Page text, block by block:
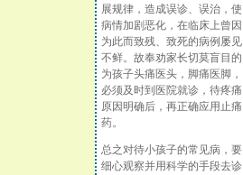
展规律，造成误诊、误治，使
病情加剧恶化，在临床上曾因
为此而致残、致死的病例屡见
不鲜。故奉劝家长切莫盲目的
为孩子头痛医头，脚痛医脚，
必须及时到医院就诊，待疼痛
原因明确后，再正确应用止痛
药。
总之对待小孩子的常见病，要
细心观察并用科学的手段去诊